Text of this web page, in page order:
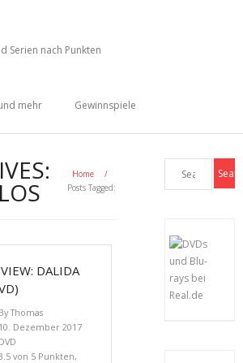
Serien nach Punkten
mehr Gewinnspiele
Home
/
Posts Tagged:
DALIDA
ByThomas
10. Dezember 2017
DVD
von 5 Punkten,